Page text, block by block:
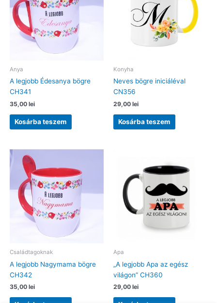
Anya
A legjobb Édesanya bögre
CH341
35,00 lei
Kosárba teszem
Konyha
Neves bögre iniciáléval
CN356
29,00 lei
Kosárba teszem
Családtagoknak
A legjobb Nagymama bögre
CH342
35,00 lei
Apa
„A legjobb Apa az egész
világon” CH360
29,00 lei